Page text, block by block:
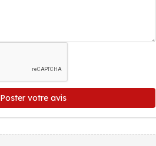
Poster votre avis